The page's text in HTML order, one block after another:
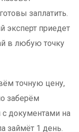
заплатить.
эксперт приедет
в любую точку
точную цену,
заберём
с документами на
займёт 1 день.